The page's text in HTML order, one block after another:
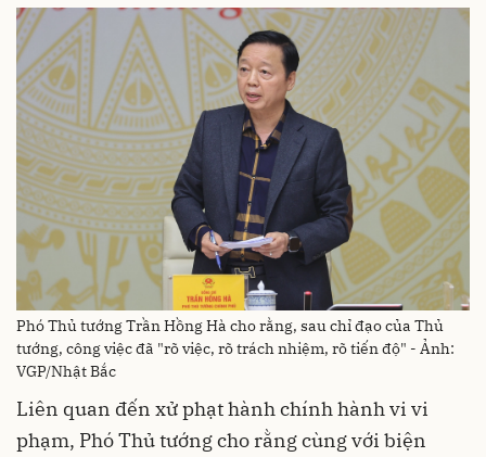
Phó Thủ tướng Trần Hồng Hà cho rằng, sau chỉ đạo của Thủ
tướng, công việc đã "rõ việc, rõ trách nhiệm, rõ tiến độ" - Ảnh:
VGP/Nhật Bắc
Liên quan đến xử phạt hành chính hành vi vi
phạm, Phó Thủ tướng cho rằng cùng với biện